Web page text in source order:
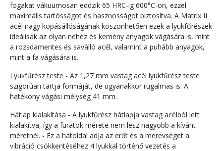
fogakat vákuumosan eddzik 65 HRC-ig 600°C-on, ezzel
maximális tartósságot és hasznosságot biztosítva. A Matrix II
acél nagy kopásállóságának köszönhetően ezek a lyukfűrészek
ideálisak az olyan nehéz és kemény anyagok vágására is, mint
a rozsdamentes és saválló acél, valamint a puhább anyagok,
mint a fa vágására is.
Lyukfűrész teste - Az 1,27 mm vastag acél lyukfűrész teste
szigorúan tartja formáját, de ugyanakkor rugalmas is. A
hatékony vágási mélység 41 mm.
Hátlap kialakítása - A lyukfűrész hátlapja vastag acélból lett
kialakítva, így a furatok mérete nem lesz nagyobb a kívánt
méretnél. - Ez a hátoldal adja az erőt és a merevséget a
vibráció csökkentéséhez 4 lyukkal történő vezetés a